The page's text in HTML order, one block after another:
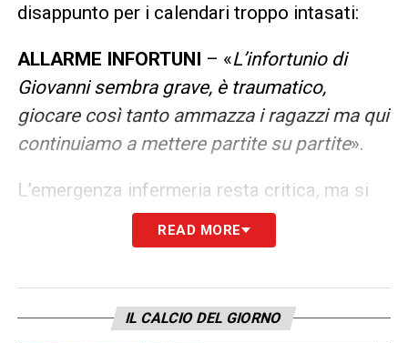
disappunto per i calendari troppo intasati:
ALLARME INFORTUNI – «L’infortunio di
Giovanni sembra grave, è traumatico,
giocare così tanto ammazza i ragazzi ma qui
continuiamo a mettere partite su partite».
L’emergenza infermeria resta critica, ma si
intravedono spiragli di luce per la prossima
giornata. Per la trasferta di Genova, Conte
esterno destro pronto al rientro e naturale
sostituto del capitano, e molto
READ MORE
IL CALCIO DEL GIORNO